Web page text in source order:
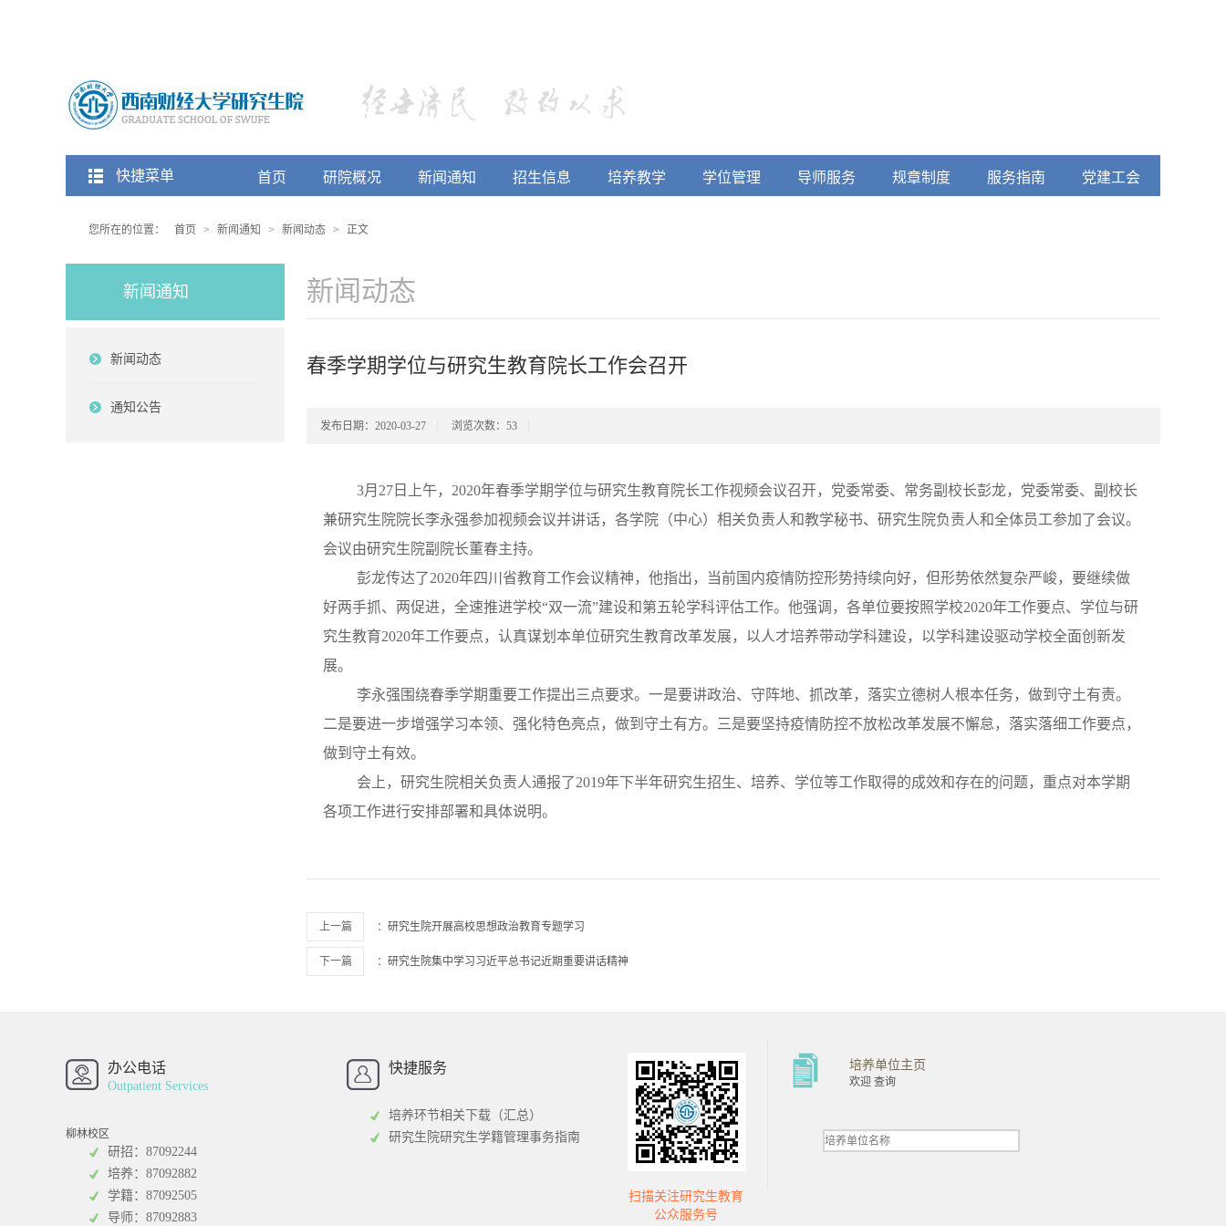
快捷菜单 首页 研院概况 新闻通知 招生信息 培养教学 学位管理 导师服务 规章制度 服务指南 党建工会
您所在的位置： 首页 > 新闻通知 > 新闻动态 > 正文
新闻通知
新闻动态
通知公告
新闻动态
春季学期学位与研究生教育院长工作会召开
发布日期：2020-03-27 浏览次数： 53
3月27日上午，2020年春季学期学位与研究生教育院长工作视频会议召开，党委常委、常务副校长彭龙，党委常委、副校长
兼研究生院院长李永强参加视频会议并讲话，各学院（中心）相关负责人和教学秘书、研究生院负责人和全体员工参加了会议。
会议由研究生院副院长董春主持。
彭龙传达了2020年四川省教育工作会议精神，他指出，当前国内疫情防控形势持续向好，但形势依然复杂严峻，要继续做
好两手抓、两促进，全速推进学校“双一流”建设和第五轮学科评估工作。他强调，各单位要按照学校2020年工作要点、学位与研
究生教育2020年工作要点，认真谋划本单位研究生教育改革发展，以人才培养带动学科建设，以学科建设驱动学校全面创新发
展。
李永强围绕春季学期重要工作提出三点要求。一是要讲政治、守阵地、抓改革，落实立德树人根本任务，做到守土有责。
二是要进一步增强学习本领、强化特色亮点，做到守土有方。三是要坚持疫情防控不放松改革发展不懈怠，落实落细工作要点，
做到守土有效。
会上，研究生院相关负责人通报了2019年下半年研究生招生、培养、学位等工作取得的成效和存在的问题，重点对本学期
各项工作进行安排部署和具体说明。
上一篇 ： 研究生院开展高校思想政治教育专题学习
下一篇 ： 研究生院集中学习习近平总书记近期重要讲话精神
西南财经大学
西南财经大学
本科教务处
金融学院
统计学院
证券与期货学
办公电话
Outpatient Services
柳林校区
研招：87092244
培养：87092882
学籍：87092505
导师：87092883
快捷服务
培养环节相关下载（汇总）
研究生院研究生学籍管理事务指南
扫描关注研究生教育
公众服务号
培养单位主页
欢迎 查询